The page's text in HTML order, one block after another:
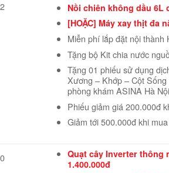
Nồi chiên không dầu 6L
[HOẶC] Máy xay thịt đa
Miễn phí lắp đặt nội thành
Tặng bộ Kit chia nước
Tặng 01 phiếu sử dụng
Xương – Khớp – Cột Sống
phòng khám ASINA Hà Nội
Phiếu giảm giá 200.000đ
Giảm tới 500.000đ khi
Quạt cây Inverter thông
1.400.000đ